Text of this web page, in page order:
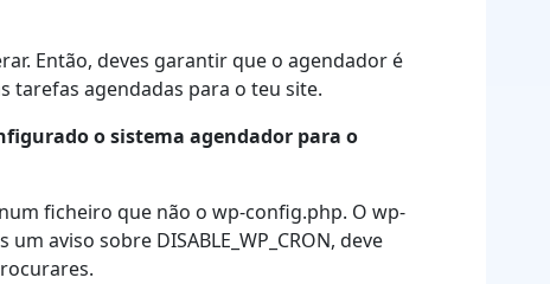
Então, deves garantir que o agendador é
tarefas agendadas para o teu site.
o sistema agendador para o
ficheiro que não o wp-config.php. O wp-
aviso sobre DISABLE_WP_CRON, deve